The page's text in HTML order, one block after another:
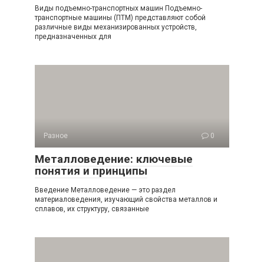
Виды подъемно-транспортных машин Подъемно-
транспортные машины (ПТМ) представляют собой
различные виды механизированных устройств,
предназначенных для
Разное 0
Металловедение: ключевые
понятия и принципы
Введение Металловедение — это раздел
материаловедения, изучающий свойства металлов и
сплавов, их структуру, связанные